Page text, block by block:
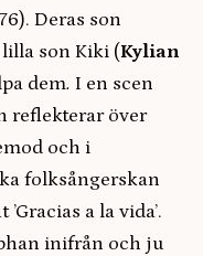
Deras son
son Kiki (Kylian
dem. I en scen
reflekterar över
och i
folksångerskan
a la vida’.
inifrån och ju